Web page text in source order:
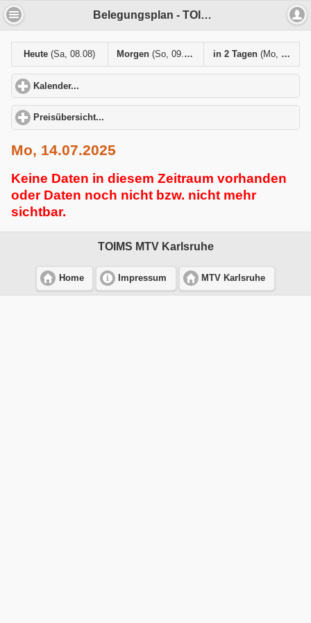
Belegungsplan - TOIMS MTV Karlsruhe
Heute(Sa, 08.08) Morgen(So, 09.08) in 2 Tagen (Mo, 10.08)
Kalender...
Preisübersicht...
Mo, 14.07.2025
Keine Daten in diesem Zeitraum vorhanden
oder Daten noch nicht bzw. nicht mehr
sichtbar.
TOIMS MTV Karlsruhe
Home Impressum MTV Karlsruhe